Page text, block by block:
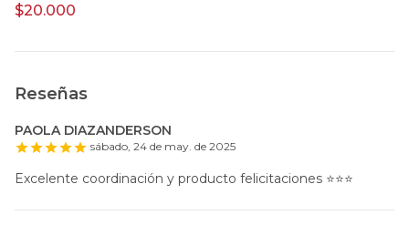
$20.000
Reseñas
PAOLA DIAZANDERSON
sábado, 24 de may. de 2025
Excelente coordinación y producto felicitaciones ⭐️⭐️⭐️